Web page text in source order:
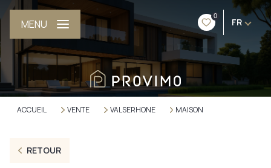
0
FR
MENU
ACCUEIL VENTE VALSERHONE MAISON
RETOUR